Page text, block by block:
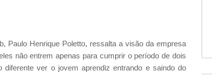
Paulo Henrique Poletto, ressalta a visão da empresa
não entrem apenas para cumprir o período de dois
ver o jovem aprendiz entrando e saindo do